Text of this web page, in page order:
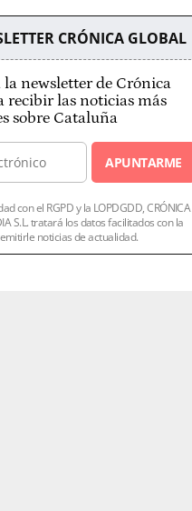
CRÓNICA GLOBAL
newsletter de Crónica
recibir las noticias más
sobre Cataluña
APUNTARME
con el RGPD y la LOPDGDD, CRÓNICA
S.L. tratará los datos facilitados con la
noticias de actualidad.